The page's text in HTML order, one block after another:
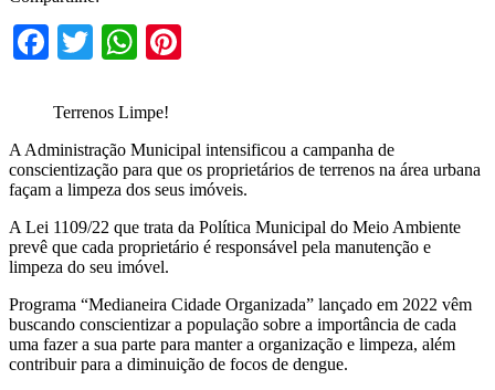
Facebook
TwitterWhatsApp
Terrenos Limpe!
A Administração Municipal intensificou a campanha de
conscientização para que os proprietários de terrenos na área urbana
façam a limpeza dos seus imóveis.
A Lei 1109/22 que trata da Política Municipal do Meio Ambiente
prevê que cada proprietário é responsável pela manutenção e
limpeza do seu imóvel.
Programa “Medianeira Cidade Organizada” lançado em 2022 vêm
buscando conscientizar a população sobre a importância de cada
uma fazer a sua parte para manter a organização e limpeza, além
contribuir para a diminuição de focos de dengue.